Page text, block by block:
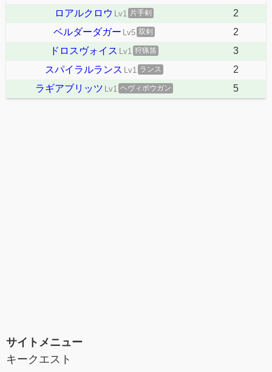
ロアルクロウ Lv1 片手剣
2
ベルダーダガー Lv5 双剣
2
ドロスヴォイス Lv1 狩猟笛
3
スパイラルランス Lv1 ランス
2
ラギアブリッツ Lv1 ヘヴィボウガン 5
サイトメニュー
キークエスト